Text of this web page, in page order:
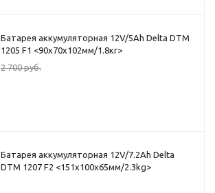
Батарея аккумуляторная 12V/5Ah Delta DTM
1205 F1 <90x70x102мм/1.8кг>
2 700руб.
Батарея аккумуляторная 12V/7.2Ah Delta
DTM 1207 F2 <151x100x65мм/2.3kg>